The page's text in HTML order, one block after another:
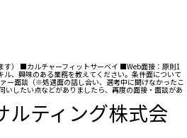
） ■カルチャーフィットサーベイ ■Web面接：原則1
、興味のある業務を教えてください。条件面について
ー面談（※処遇面の話し合い、選考中に聞けなかったこ
いしたい点などがありましたら、再度の面接・面談があ
ルティング株式会